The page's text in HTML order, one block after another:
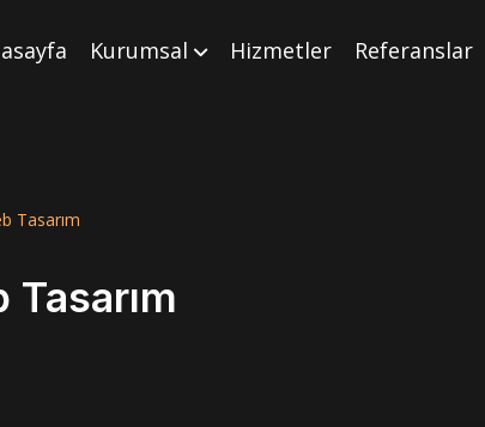
Kurumsal Hizmetler Referanslar
Tasarım